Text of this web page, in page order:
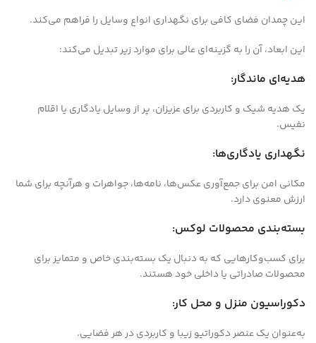
این چمدان فضای کافی برای نگهداری انواع وسایل را فراهم می‌کند.
این ابعاد، آن را به گزینه‌ای عالی برای موارد زیر تبدیل می‌کند:
هدیه‌ای ماندگار:
یک هدیه شیک و کاربردی برای عزیزان، پر از وسایل یادگاری یا اقلام
نفیس.
نگهداری یادگاری‌ها:
مکانی امن برای جمع‌آوری عکس‌ها، نامه‌ها، جواهرات و هرآنچه برای شما
ارزش معنوی دارد.
بسته‌بندی محصولات لوکس:
برای کسب‌وکارهایی که به دنبال یک بسته‌بندی خاص و متمایز برای
محصولات صادراتی یا داخلی خود هستند.
دکوراسیون منزل و محل کار:
به‌عنوان یک عنصر دکوراتیو زیبا و کاربردی در هر فضایی.